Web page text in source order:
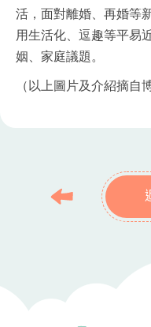
活，面對離婚、再婚等
用生活化、逗趣等平易
姻、家庭議題。
（以上圖片及介紹摘自